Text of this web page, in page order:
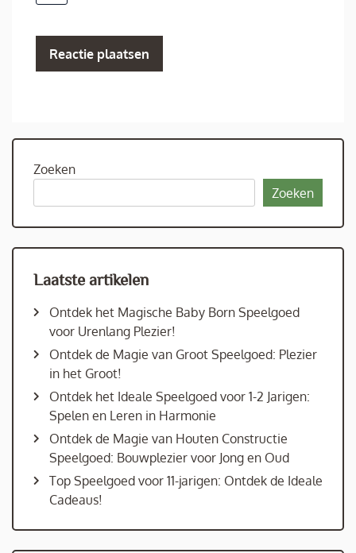
Zoeken
Zoeken
Laatste artikelen
Ontdek het Magische Baby Born Speelgoed
voor Urenlang Plezier!
Ontdek de Magie van Groot Speelgoed: Plezier
in het Groot!
Ontdek het Ideale Speelgoed voor 1-2 Jarigen:
Spelen en Leren in Harmonie
Ontdek de Magie van Houten Constructie
Speelgoed: Bouwplezier voor Jong en Oud
Top Speelgoed voor 11-jarigen: Ontdek de Ideale
Cadeaus!